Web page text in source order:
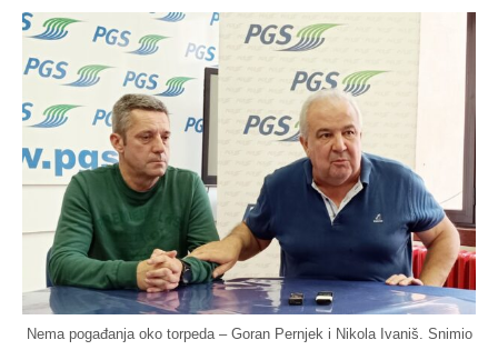
Nema pogađanja oko torpeda – Goran Pernjek i Nikola Ivaniš. Snimio